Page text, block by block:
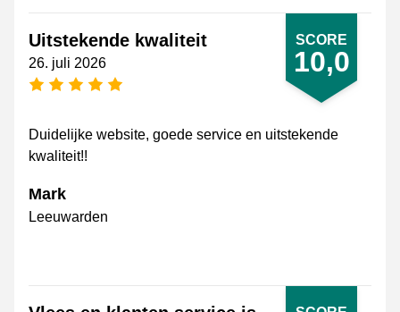
SCORE
10,0
Uitstekende kwaliteit
26. juli 2026
[_General:NumberOfStarsPluralFormat]
Duidelijke website, goede service en uitstekende
kwaliteit!!
Mark
Leeuwarden